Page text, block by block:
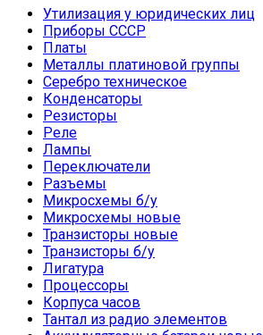
Утилизация у юридических лиц
Приборы СССР
Платы
Металлы платиновой группы
Серебро техническое
Конденсаторы
Резисторы
Реле
Лампы
Переключатели
Разъемы
Микросхемы б/у
Микросхемы новые
Транзисторы новые
Транзисторы б/у
Лигатура
Процессоры
Корпуса часов
Тантал из радио элементов